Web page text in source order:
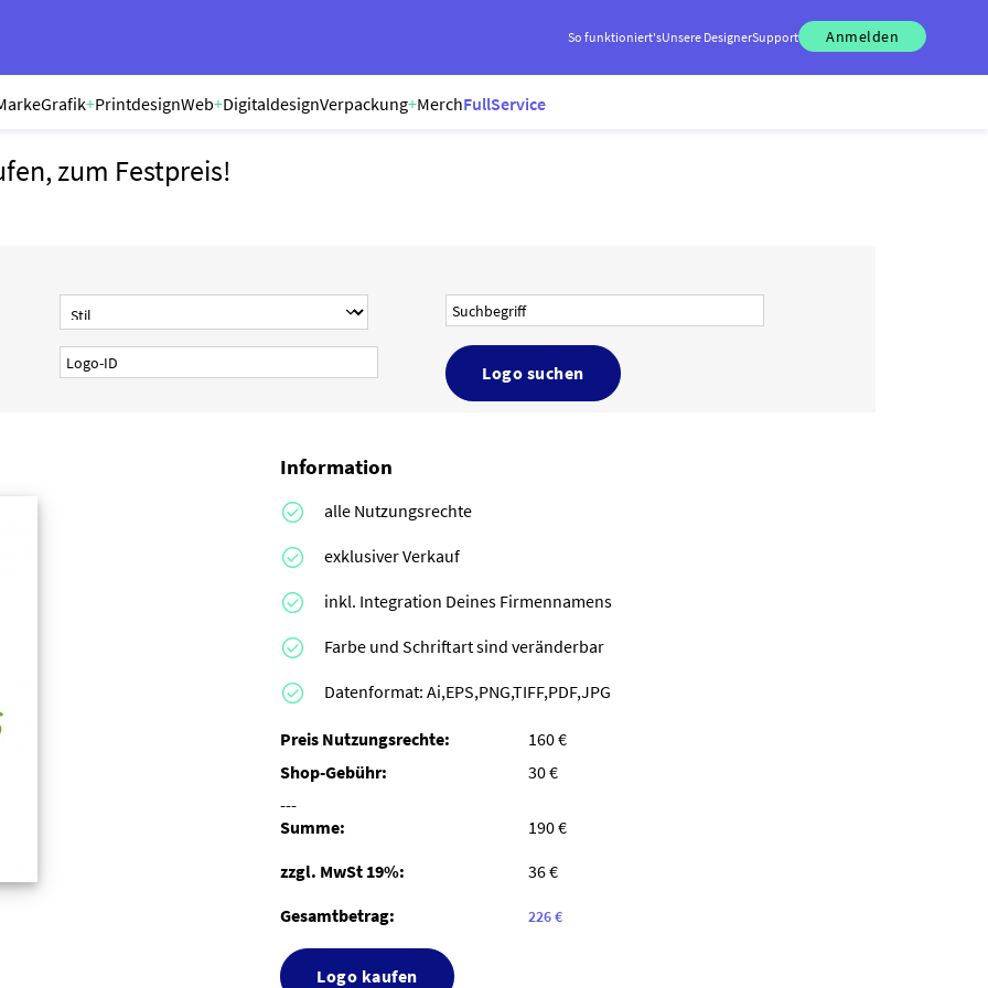
So funktioniert'sUnsere DesignerSupport Anmelden
Grafik+PrintdesignWeb+DigitaldesignVerpackung+MerchFullService
zum Festpreis!
Logo suchen
Information
alle Nutzungsrechte
exklusiver Verkauf
inkl. Integration Deines Firmennamens
Farbe und Schriftart sind veränderbar
Datenformat: Ai,EPS,PNG,TIFF,PDF,JPG
Preis Nutzungsrechte:
160 €
Shop-Gebühr:
30 €
---
Summe:
190 €
zzgl. MwSt 19%:
36 €
Gesamtbetrag:
226 €
Logo kaufen